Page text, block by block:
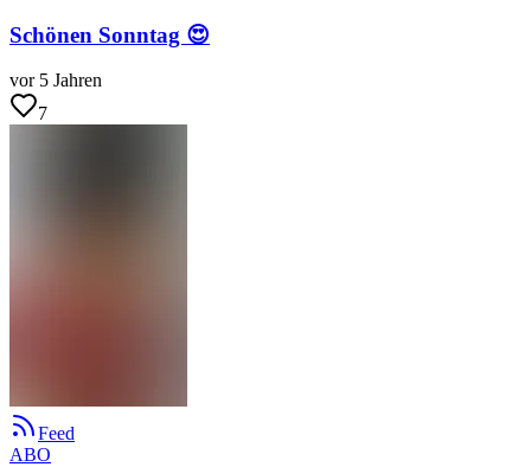
Schönen Sonntag 😍
vor 5 Jahren
7
Feed
ABO